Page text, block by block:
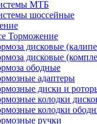
МТБ
шоссейные
Торможение
дисковые
дисковые
ободные
адаптеры
диски и
колодки
колодки
ручки